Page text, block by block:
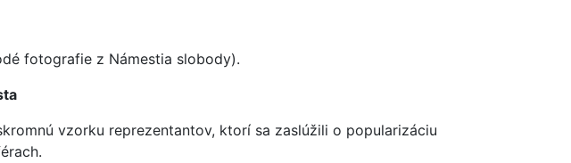
fotografie z Námestia slobody).
vzorku reprezentantov, ktorí sa zaslúžili o popularizáciu